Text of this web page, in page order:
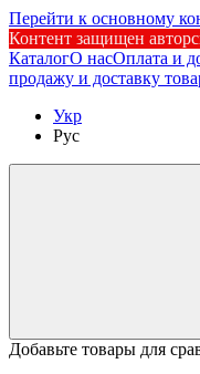
Перейти к основному
Контент защищен
КаталогО насОплата и
продажу и доставку
Укр
Рус
Добавьте товары для